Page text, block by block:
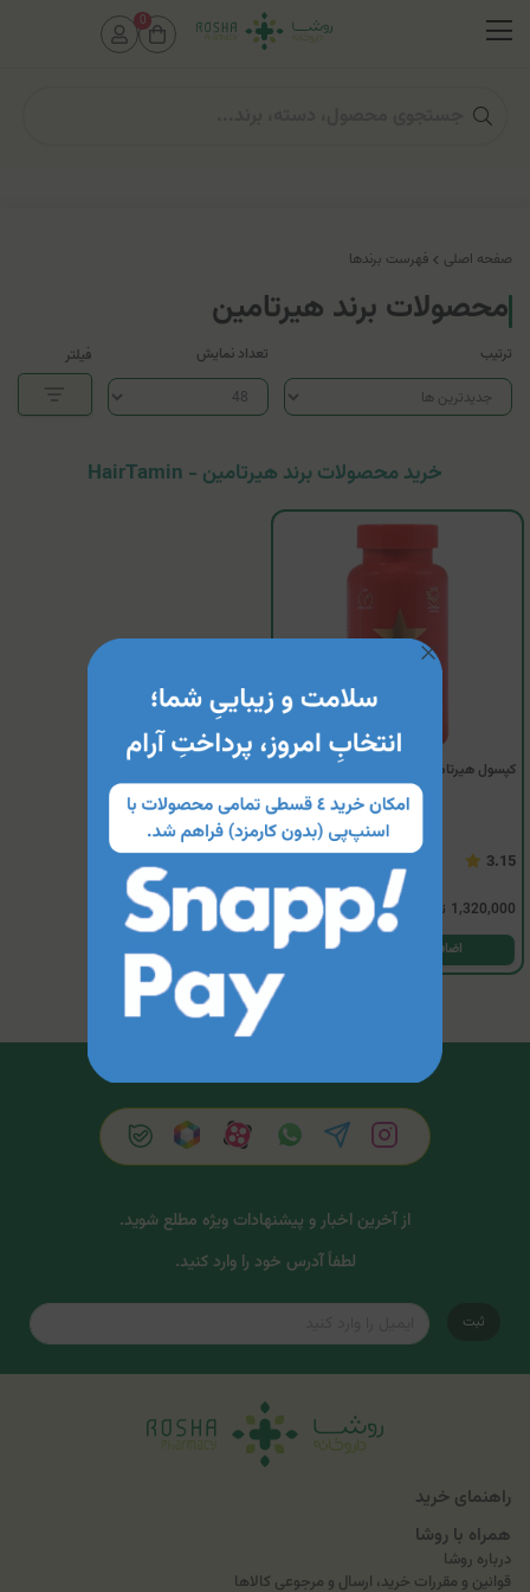
صفحه اصلی فهرست برندها
محصولات برند هیرتامین
ترتیب تعداد نمایش فیلتر
خرید محصولات برند هیرتامین - HairTamin
کپسول هیرتامین ادونس فرمولا
3.15
1,320,000 تومان
اضافه کردن به سبد خرید
از آخرین اخبار و پیشنهادات ویژه مطلع شوید.
لطفاً آدرس خود را وارد کنید.
ثبت
راهنمای خرید
همراه با روشا
درباره روشا
قوانین و مقررات خرید، ارسال و مرجوعی کالاها
0